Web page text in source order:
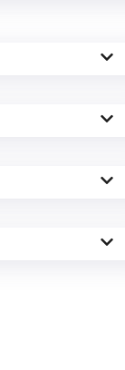
모집/?